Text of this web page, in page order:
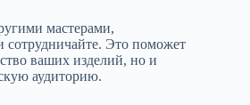
мастерами,
сотрудничайте. Это поможет
ваших изделий, но и
аудиторию.